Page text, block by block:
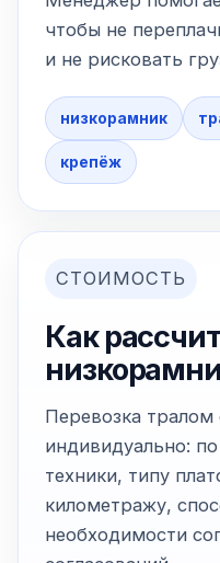
чтобы не
и не рисковать
низкорамник
крепёж
СТОИМОСТЬ
Как
Перевозка тралом
индивидуально:
техники, типу
километражу,
необходимости